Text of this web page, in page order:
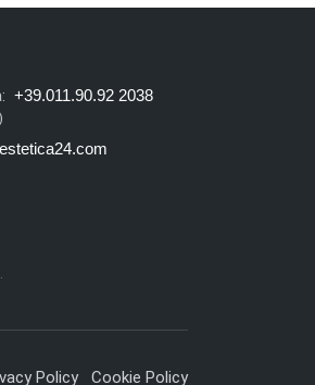
+39.011.90.92 2038
Policy Cookie Policy